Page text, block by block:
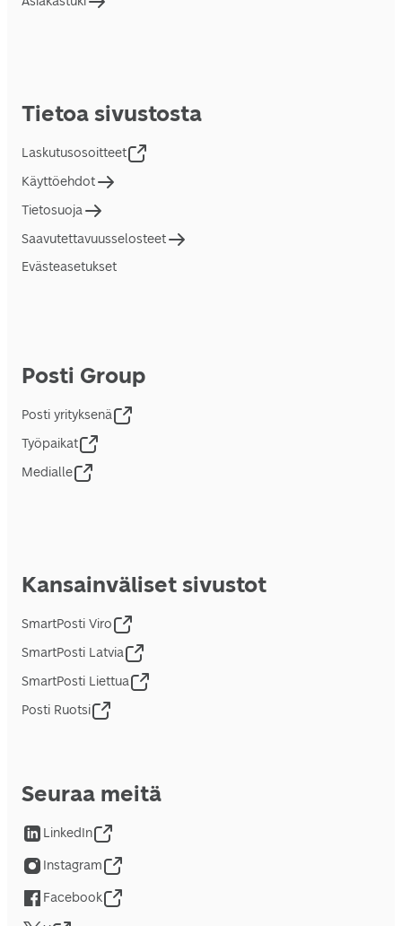
Tietoa sivustosta
Laskutusosoitteet
Käyttöehdot
Tietosuoja
Saavutettavuusselosteet
Evästeasetukset
Posti Group
Posti yrityksenä
Työpaikat
Medialle
Kansainväliset sivustot
SmartPosti Viro
SmartPosti Latvia
SmartPosti Liettua
Posti Ruotsi
Seuraa meitä
LinkedIn
Instagram
Facebook